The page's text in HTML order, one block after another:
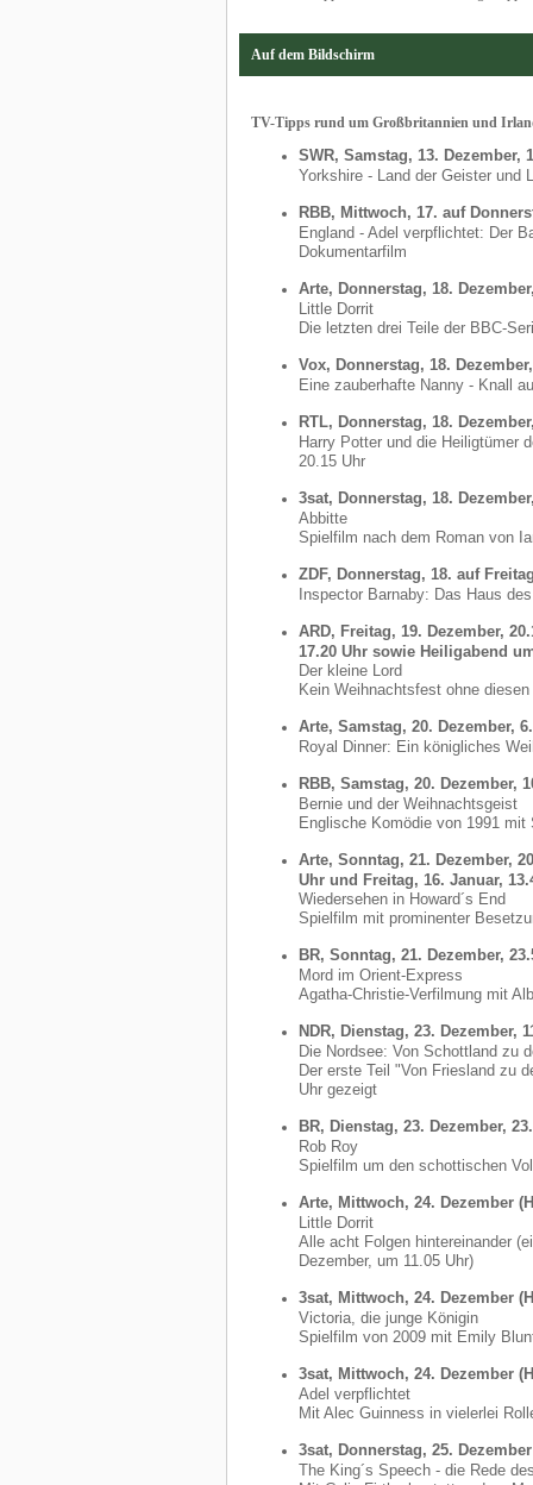
Auf dem Bildschirm
TV-Tipps rund um Großbritannien und
SWR, Samstag, 13. Dezember,
Yorkshire - Land der Geister und
RBB, Mittwoch, 17. auf
England - Adel verpflichtet: Der
Dokumentarfilm
Arte, Donnerstag, 18.
Little Dorrit
Die letzten drei Teile der BBC-
Vox, Donnerstag, 18.
Eine zauberhafte Nanny - Knall
RTL, Donnerstag, 18.
Harry Potter und die Heiligtümer
20.15 Uhr
3sat, Donnerstag, 18.
Abbitte
Spielfilm nach dem Roman von
ZDF, Donnerstag, 18. auf
Inspector Barnaby: Das Haus
ARD, Freitag, 19. Dezember,
17.20 Uhr sowie Heiligabend
Der kleine Lord
Kein Weihnachtsfest ohne
Arte, Samstag, 20. Dezember,
Royal Dinner: Ein königliches
RBB, Samstag, 20. Dezember,
Bernie und der Weihnachtsgeist
Englische Komödie von 1991 mit
Arte, Sonntag, 21. Dezember,
Uhr und Freitag, 16. Januar,
Wiedersehen in Howard´s End
Spielfilm mit prominenter
BR, Sonntag, 21. Dezember,
Mord im Orient-Express
Agatha-Christie-Verfilmung mit
NDR, Dienstag, 23. Dezember,
Die Nordsee: Von Schottland zu
Der erste Teil "Von Friesland zu
Uhr gezeigt
BR, Dienstag, 23. Dezember,
Rob Roy
Spielfilm um den schottischen
Arte, Mittwoch, 24. Dezember
Little Dorrit
Alle acht Folgen hintereinander
Dezember, um 11.05 Uhr)
3sat, Mittwoch, 24. Dezember
Victoria, die junge Königin
Spielfilm von 2009 mit Emily
3sat, Mittwoch, 24. Dezember
Adel verpflichtet
Mit Alec Guinness in vielerlei
3sat, Donnerstag, 25.
The King´s Speech - die Rede